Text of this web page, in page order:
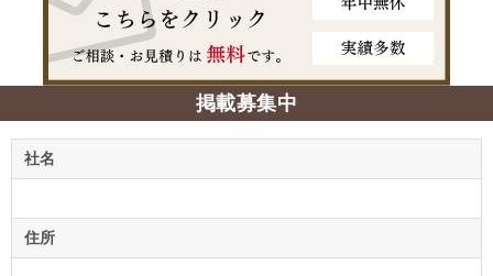
掲載募集中
社名
住所